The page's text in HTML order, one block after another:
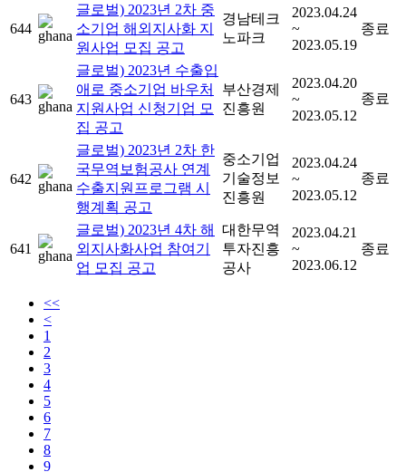
644
글로벌) 2023년 2차 중
소기업 해외지사화 지
원사업 모집 공고
경남테크
노파크
2023.04.24
~
2023.05.19
종료
643
글로벌) 2023년 수출입
애로 중소기업 바우처
지원사업 신청기업 모
집 공고
부산경제
진흥원
2023.04.20
~
2023.05.12
종료
642
글로벌) 2023년 2차 한
국무역보험공사 연계
수출지원프로그램 시
행계획 공고
중소기업
기술정보
진흥원
2023.04.24
~
2023.05.12
종료
641
글로벌) 2023년 4차 해
외지사화사업 참여기
업 모집 공고
대한무역
투자진흥
공사
2023.04.21
~
2023.06.12
종료
<<
<
1
2
3
4
5
6
7
8
9